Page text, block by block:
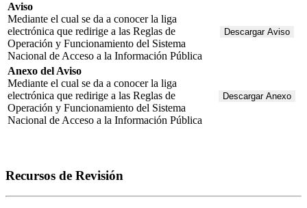
Aviso
Mediante el cual se da a conocer la liga
electrónica que redirige a las Reglas de
Operación y Funcionamiento del Sistema
Nacional de Acceso a la Información Pública
Descargar Aviso
Anexo del Aviso
Mediante el cual se da a conocer la liga
electrónica que redirige a las Reglas de
Operación y Funcionamiento del Sistema
Nacional de Acceso a la Información Pública
Descargar Anexo
Recursos de Revisión